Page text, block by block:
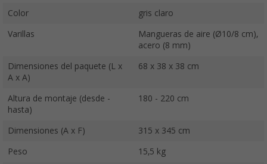
Color gris claro
Varillas
Mangueras de aire (Ø10/8 cm),
acero (8 mm)
Dimensiones del paquete (L x
A x A)
68 x 38 x 38 cm
Altura de montaje (desde -
hasta)
180 - 220 cm
Dimensiones (A x F) 315 x 345 cm
Peso 15,5 kg